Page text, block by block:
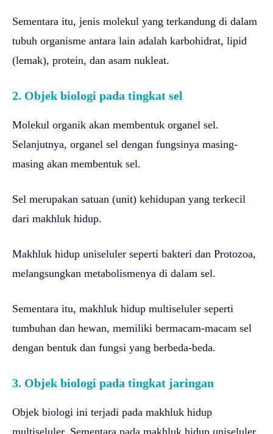
Sementara itu, jenis molekul yang terkandung di dalam
tubuh organisme antara lain adalah karbohidrat, lipid
(lemak), protein, dan asam nukleat.
2. Objek biologi pada tingkat sel
Molekul organik akan membentuk organel sel.
Selanjutnya, organel sel dengan fungsinya masing-
masing akan membentuk sel.
Sel merupakan satuan (unit) kehidupan yang terkecil
dari makhluk hidup.
Makhluk hidup uniseluler seperti bakteri dan Protozoa,
melangsungkan metabolismenya di dalam sel.
Sementara itu, makhluk hidup multiseluler seperti
tumbuhan dan hewan, memiliki bermacam-macam sel
dengan bentuk dan fungsi yang berbeda-beda.
3. Objek biologi pada tingkat jaringan
Objek biologi ini terjadi pada makhluk hidup